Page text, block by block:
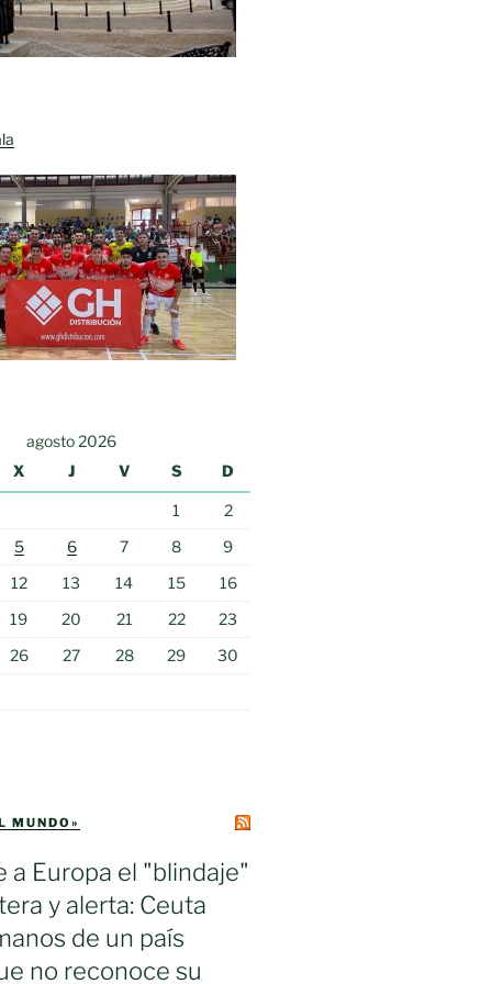
agosto 2026
X
J V S D
1
2
5
6 7 8
9
12
13 14 15
16
19
20 21 22
23
26
27 28 29 30
MUNDO»
a Europa el "blindaje"
y alerta: Ceuta
de un país
no reconoce su